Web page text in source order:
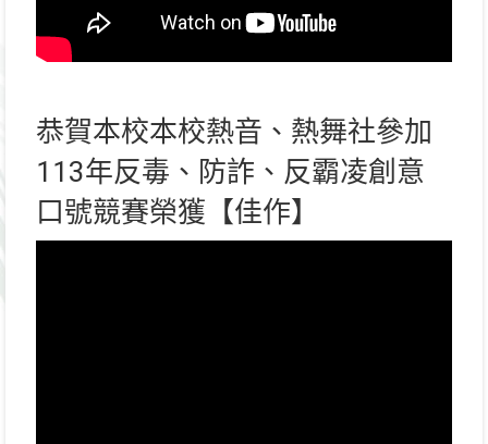
恭賀本校本校熱音、熱舞社參加
113年反毒、防詐、反霸凌創意
口號競賽榮獲【佳作】